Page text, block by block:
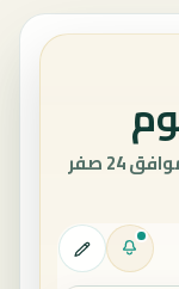
تاريخ اليوم: الجمعة، ٧ أغسطس ٢٠٢٦ الموافق 24 صفر